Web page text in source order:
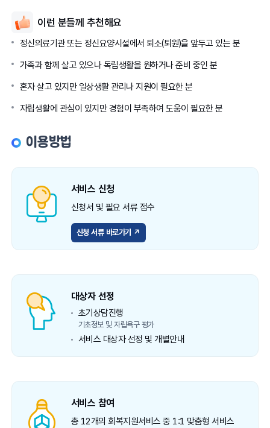
이런 분들께 추천해요
정신의료기관 또는 정신요양시설에서 퇴소(퇴원)을 앞두고 있는 분
가족과 함께 살고 있으나 독립생활을 원하거나 준비 중인 분
혼자 살고 있지만 일상생활 관리나 지원이 필요한 분
자립생활에 관심이 있지만 경험이 부족하여 도움이 필요한 분
이용방법
서비스 신청
신청서 및 필요 서류 접수
신청 서류 바로가기 ↗
대상자 선정
초기상담진행
기초정보 및 자립욕구 평가
서비스 대상자 선정 및 개별안내
서비스 참여
총 12개의 회복지원서비스 중 1:1 맞춤형 서비스